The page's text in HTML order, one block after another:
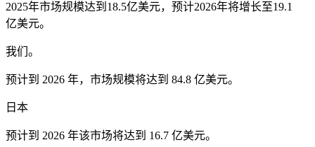
2025年市场规模达到18.5亿美元，预计2026年将增长至19.1
亿美元。
我们。
预计到 2026 年，市场规模将达到 84.8 亿美元。
日本
预计到 2026 年该市场将达到 16.7 亿美元。